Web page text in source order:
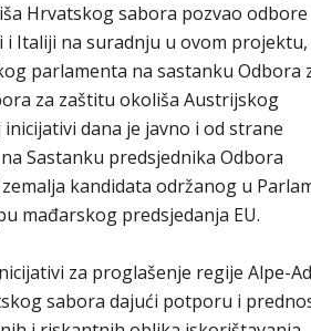
Hrvatskog sabora pozvao odbore
i Italiji na suradnju u ovom projektu,
parlamenta na sastanku Odbora
za zaštitu okoliša Austrijskog
dana je javno i od strane
Sastanku predsjednika Odbora
kandidata održanog u
mađarskog predsjedanja EU.
za proglašenje regije Alpe-
sabora dajući potporu i